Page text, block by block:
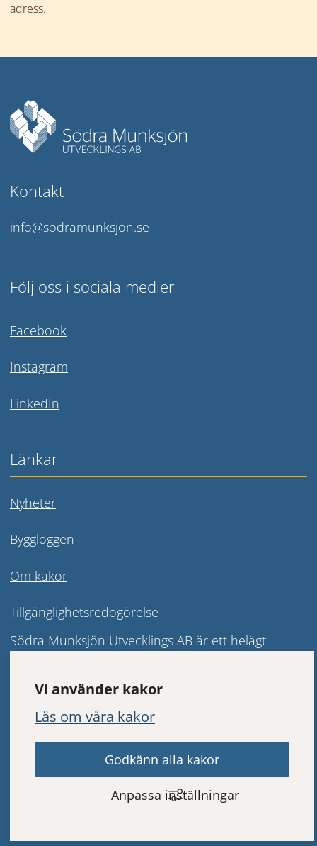
Vi använder kakor
Läs om våra kakor
Godkänn alla kakor
Anpassa inställningar
adress.
Kontakt
info@sodramunksjon.se
Följ oss i sociala medier
FacebookLänk till annan webbplats.
InstagramLänk till annan webbplats.
LinkedInLänk till annan webbplats.
Länkar
Nyheter
Byggloggen
Om kakor
Tillgänglighetsredogörelse
Södra Munksjön Utvecklings AB är ett helägt
fram stadsomvandlingen i Södra Munksjöområdet.
Bolaget har ett samlat ansvar för frågorna inom
området och ska genom samarbete och goda
kontakter förverkliga det, av Jönköpings
kommunfullmäktige, fastslagna ramprogrammet.